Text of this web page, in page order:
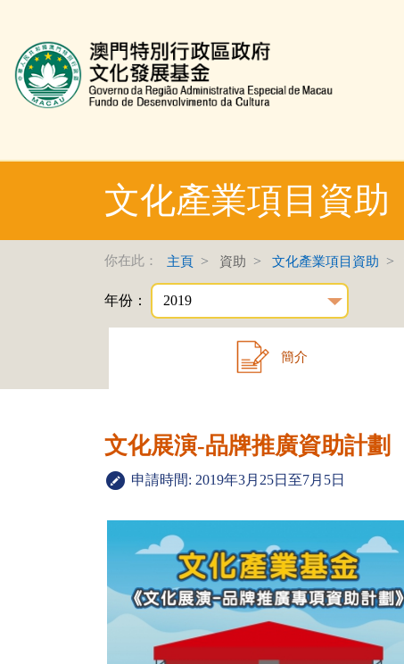
文化發展基金網頁
文化產業項目資助
你在此： 主頁 資助 文化產業項目資助
年份：
簡介
文化展演-品牌推廣資助計劃
申請時間: 2019年3月25日至7月5日